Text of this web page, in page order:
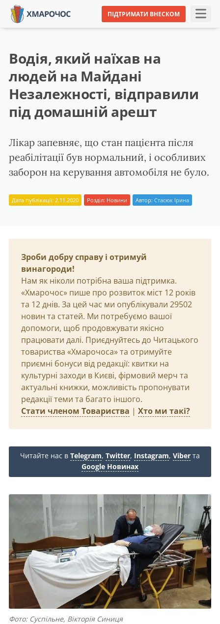
ПІДТРИМАТИ ВНЕСКОМ
Водія, який наїхав на
людей на Майдані
Незалежності, відправили
під домашній арешт
Лікар запевняє, що стан пацієнта після
реабілітації був нормальний, і особливих
заборон на керування автомобіля не було.
Дата публікації: 2.11.2020 Розділ: Новини Автор: Стасюк Ірина
Зроби добру справу і отримуй
винагороди!
Нам як ніколи потрібна ваша підтримка.
«Хмарочос» пише про розвиток міст 12 років
та 12 днів. За цей час ми опублікували 29502
новин та статей. Ми потребуємо вашої
допомоги, щоб продовжувати якісно
працювати далі. Приєднуйтесь до Читацького
товариства «Хмарочоса» та отримуйте
приємні бонуси від редакції: квитки на
культурні заходи в Києві, фірмовий мерч та
актуальні книжки, можливість пропонувати
редакції теми та багато іншого.
Стати членом Товариства | Хто ми такі?
Читайте нас в Telegram, Twitter, Instagram, Viber та
Google Новинах
Фото: Суспільне, Вікторія Синиця